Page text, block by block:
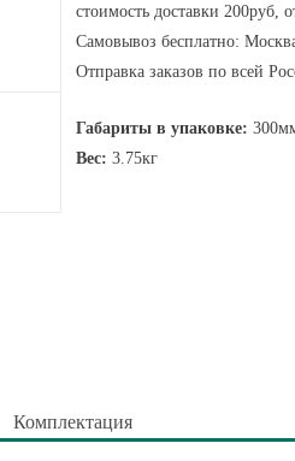
стоимость доставки 200руб,
Самовывоз бесплатно:
Отправка заказов по всей
Габариты в упаковке:
Вес: 3.75кг
Комплектация